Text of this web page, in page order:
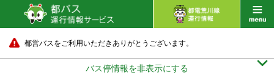
都営バスをご利用いただきありがとうございます。
バス停情報を非表示にする 